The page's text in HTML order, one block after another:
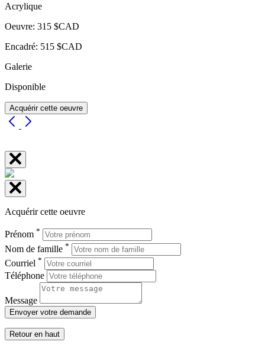
Acrylique
Oeuvre: 315 $CAD
Encadré: 515 $CAD
Galerie
Disponible
Acquérir cette oeuvre
Acquérir cette oeuvre
Prénom *
Nom de famille *
Courriel *
Téléphone
Message
Envoyer votre demande
Retour en haut